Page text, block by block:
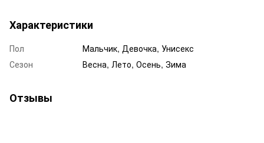
Характеристики
Пол
Мальчик, Девочка, Унисекс
Сезон
Весна, Лето, Осень, Зима
Отзывы